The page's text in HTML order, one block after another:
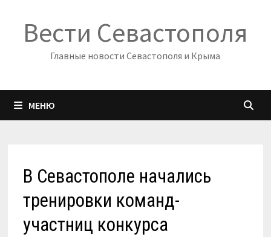
содержимому
Вести Севастополя
Главные новости Севастополя и Крыма
МЕНЮ
В Севастополе начались
тренировки команд-
участниц конкурса